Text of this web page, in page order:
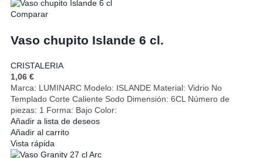
Comparar
Vaso chupito Islande 6 cl.
CRISTALERIA
1,06 €
Marca: LUMINARC Modelo: ISLANDE Material: Vidrio No
Templado Corte Caliente Sodo Dimensión: 6CL Número de
piezas: 1 Forma: Bajo Color:
Añadir a lista de deseos
Añadir al carrito
Vista rápida